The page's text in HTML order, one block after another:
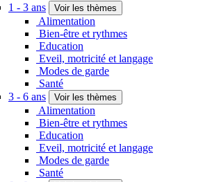
1 - 3 ans
Voir les thèmes
Alimentation
Bien-être et rythmes
Education
Eveil, motricité et langage
Modes de garde
Santé
3 - 6 ans
Voir les thèmes
Alimentation
Bien-être et rythmes
Education
Eveil, motricité et langage
Modes de garde
Santé